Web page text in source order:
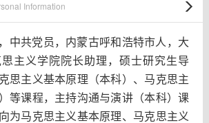
Information
中共党员，内蒙古呼和浩特市人，大
主义学院院长助理，硕士研究生导
思主义基本原理（本科）、马克思主
等课程，主持沟通与演讲（本科）课
为马克思主义基本原理、马克思主义